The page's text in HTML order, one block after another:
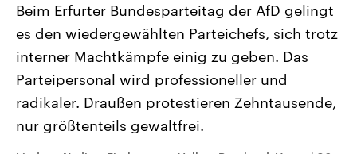
Landtagswahl Sachsen-Anhalt
2026
Alle Informationen
Sachsen-Anhalt wählt am 6.
September 2026 einen neuen
Bundesland von einer Koalition aus
USA
Aktuelle Beiträge,
Hintergründe
Wirtschaftlich und
mit großem Einfluss auf
Beim Erfurter Bundesparteitag der AfD gelingt
es den wiedergewählten Parteichefs, sich trotz
interner Machtkämpfe einig zu geben. Das
Parteipersonal wird professioneller und
radikaler. Draußen protestieren Zehntausende,
nur größtenteils gewaltfrei.